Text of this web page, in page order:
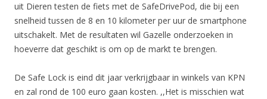
uit Dieren testen de fiets met de SafeDrivePod, die bij een
snelheid tussen de 8 en 10 kilometer per uur de smartphone
uitschakelt. Met de resultaten wil Gazelle onderzoeken in
hoeverre dat geschikt is om op de markt te brengen.
De Safe Lock is eind dit jaar verkrijgbaar in winkels van KPN
en zal rond de 100 euro gaan kosten. ,,Het is misschien wat